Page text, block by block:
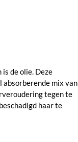
de olie. Deze
absorberende mix van
tegen te
haar te